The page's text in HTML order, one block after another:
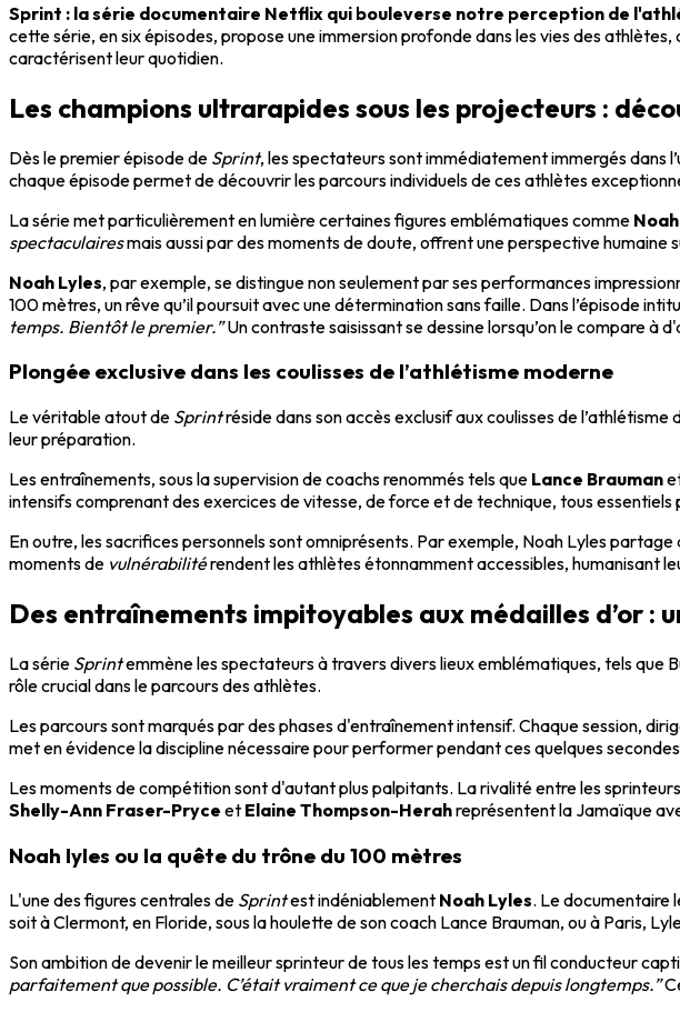
Sprint : la série documentaire Netflix qui bouleverse notre perception de
cette série, en six épisodes, propose une immersion profonde dans les vies des athlètes,
caractérisent leur quotidien.
Les champions ultrarapides sous les projecteurs :
Dès le premier épisode de Sprint, les spectateurs sont immédiatement immergés dans
chaque épisode permet de découvrir les parcours individuels de ces athlètes
La série met particulièrement en lumière certaines figures emblématiques comme
spectaculairesmais aussi par des moments de doute, offrent une perspective humaine
Noah Lyles, par exemple, se distingue non seulement par ses performances
100 mètres, un rêve qu’il poursuit avec une détermination sans faille. Dans l’épisode
temps. Bientôt le premier.”Un contraste saisissant se dessine lorsqu’on le compare à
Plongée exclusive dans les coulisses de l’athlétisme moderne
Le véritable atout de Sprintréside dans son accès exclusif aux coulisses de
leur préparation.
Les entraînements, sous la supervision de coachs renommés tels que Lance Brauman
intensifs comprenant des exercices de vitesse, de force et de technique, tous
En outre, les sacrifices personnels sont omniprésents. Par exemple, Noah Lyles
moments de vulnérabilitérendent les athlètes étonnamment accessibles, humanisant
Des entraînements impitoyables aux médailles d’or :
La série Sprintemmène les spectateurs à travers divers lieux emblématiques, tels que
rôle crucial dans le parcours des athlètes.
Les parcours sont marqués par des phases d'entraînement intensif. Chaque session,
met en évidence la discipline nécessaire pour performer pendant ces quelques
Les moments de compétition sont d'autant plus palpitants. La rivalité entre les
Shelly-Ann Fraser-Pryce et Elaine Thompson-Herahreprésentent la Jamaïque
Noah lyles ou la quête du trône du 100 mètres
L'une des figures centrales de Sprintest indéniablement Noah Lyles. Le documentaire
soit à Clermont, en Floride, sous la houlette de son coach Lance Brauman, ou à Paris,
Son ambition de devenir le meilleur sprinteur de tous les temps est un fil conducteur
parfaitement que possible. C’était vraiment ce que je cherchais depuis longtemps.”